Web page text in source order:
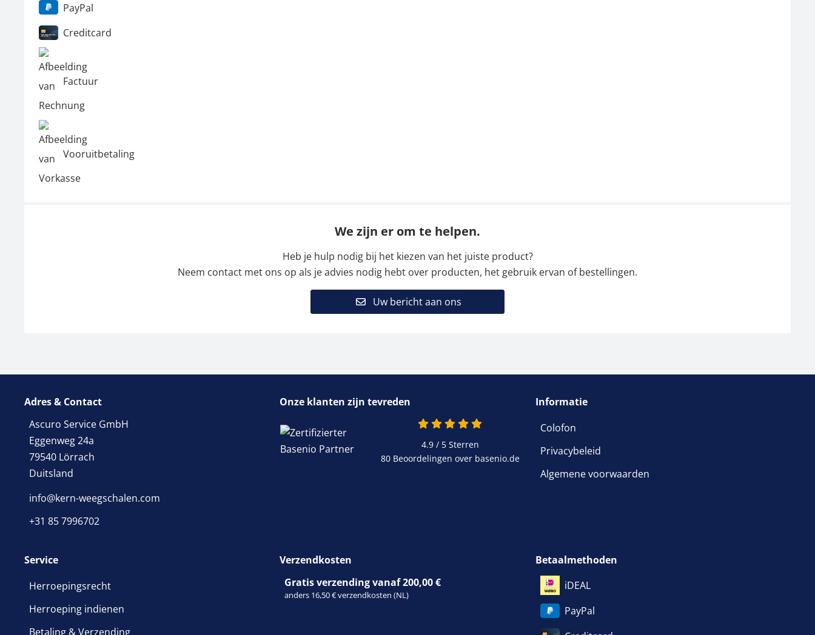
PayPal
Creditcard
Factuur
Vooruitbetaling
We zijn er om te helpen.
Heb je hulp nodig bij het kiezen van het juiste product?
Neem contact met ons op als je advies nodig hebt over producten, het gebruik ervan of bestellingen.
Uw bericht aan ons
Adres & Contact
Ascuro Service GmbH
Eggenweg 24a
79540 Lörrach
Duitsland
info@kern-weegschalen.com
+31 85 7996702
Onze klanten zijn tevreden
4.9 / 5Sterren
80 Beoordelingen over basenio.de
Informatie
Colofon
Privacybeleid
Algemene voorwaarden
Service
Herroepingsrecht
Herroeping indienen
Betaling & Verzending
Verzendkosten
Gratis verzending vanaf 200,00 €
anders 16,50 € verzendkosten (NL)
Betaalmethoden
iDEAL
PayPal